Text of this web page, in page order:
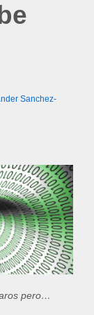
Sanchez-
pero…